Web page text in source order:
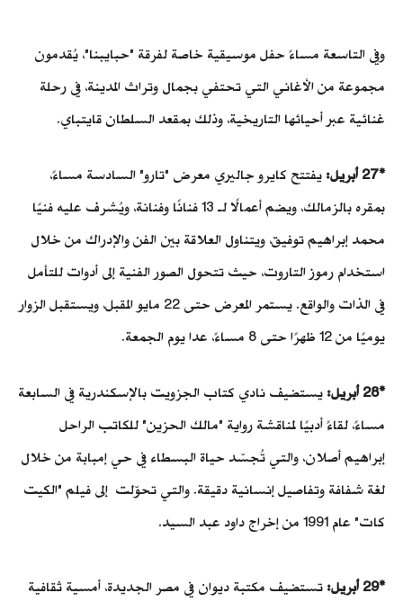
وفي التاسعة مساءً حفل موسيقية خاصة لفرقة "حبايبنا"، يُقدمون
مجموعة من الأغاني التي تحتفي بجمال وتراث المدينة، في رحلة
غنائية عبر أحيائها التاريخية، وذلك بمقعد السلطان قايتباي.
*27 أبريل:
يفتتح كايرو جاليري معرض "تارو" السادسة مساءً،
بمقره بالزمالك، ويضم أعمالًا لـ 13 فنانًا وفنانة، ويُشرف عليه فنيًا
محمد إبراهيم توفيق، ويتناول العلاقة بين الفن والإدراك من خلال
استخدام رموز التاروت، حيث تتحول الصور الفنية إلى أدوات للتأمل
في الذات والواقع. يستمر المعرض حتى 22 مايو المقبل، ويستقبل الزوار
يوميًا من 12 ظهرًا حتى 8 مساءً، عدا يوم الجمعة.
*28 أبريل:
يستضيف نادي كتاب الجزويت بالإسكندرية في السابعة
مساءً، لقاءً أدبيًا لمناقشة رواية "مالك الحزين" للكاتب الراحل
إبراهيم أصلان، والتي تُجسّد حياة البسطاء في حي إمبابة من خلال
لغة شفافة وتفاصيل إنسانية دقيقة. والتي تحوّلت إلى فيلم "الكيت
كات" عام 1991 من إخراج داود عبد السيد.
*29 أبريل:
تستضيف مكتبة ديوان في مصر الجديدة، أمسية ثقافية